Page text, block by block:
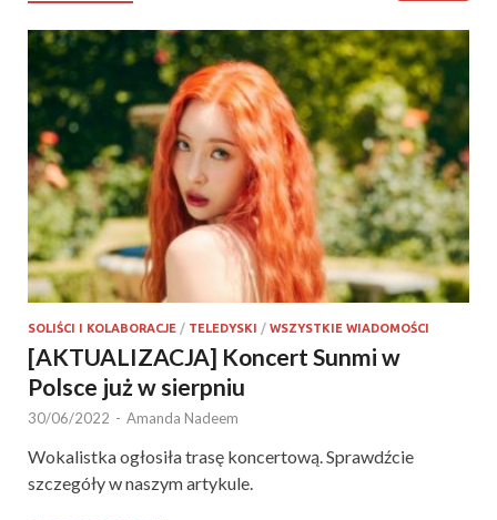
SOLIŚCI I KOLABORACJE / TELEDYSKI / WSZYSTKIE WIADOMOŚCI
[AKTUALIZACJA] Koncert Sunmi w
Polsce już w sierpniu
30/06/2022 - Amanda Nadeem
Wokalistka ogłosiła trasę koncertową. Sprawdźcie
szczegóły w naszym artykule.